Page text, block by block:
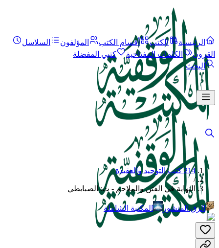
الرئيسية الكتب أقسام الكتب المؤلفون
السلاسل
القرون
الكلمات المفتاحية
كتبي المفضلة
البحث
214 كتب التوحيد والعقيدة
/
النهاية في الفتن والملاحم - ت: الصبابطي
الرق المنشور المكتبة الشاملة